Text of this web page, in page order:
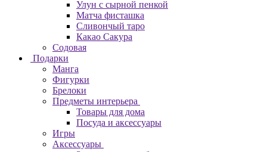
Улун с сырной пенкой
Матча фисташка
Сливончый таро
Какао Сакура
Содовая
Подарки
Манга
Фигурки
Брелоки
Предметы интерьера
Товары для дома
Посуда и аксессуары
Игры
Аксессуары